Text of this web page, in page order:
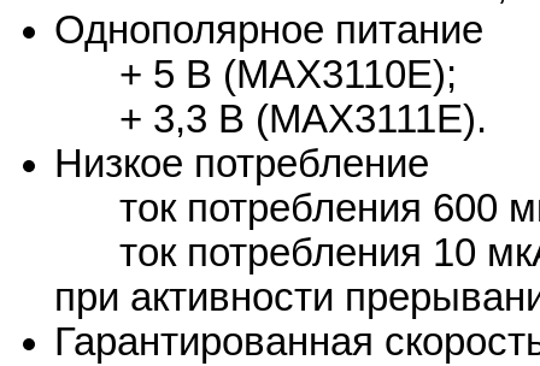
Однополярное питание
+ 5 В (MAX3110E);
+ 3,3 В (MAX3111E).
Низкое потребление
ток потребления 600
ток потребления 10
при активности
Гарантированная